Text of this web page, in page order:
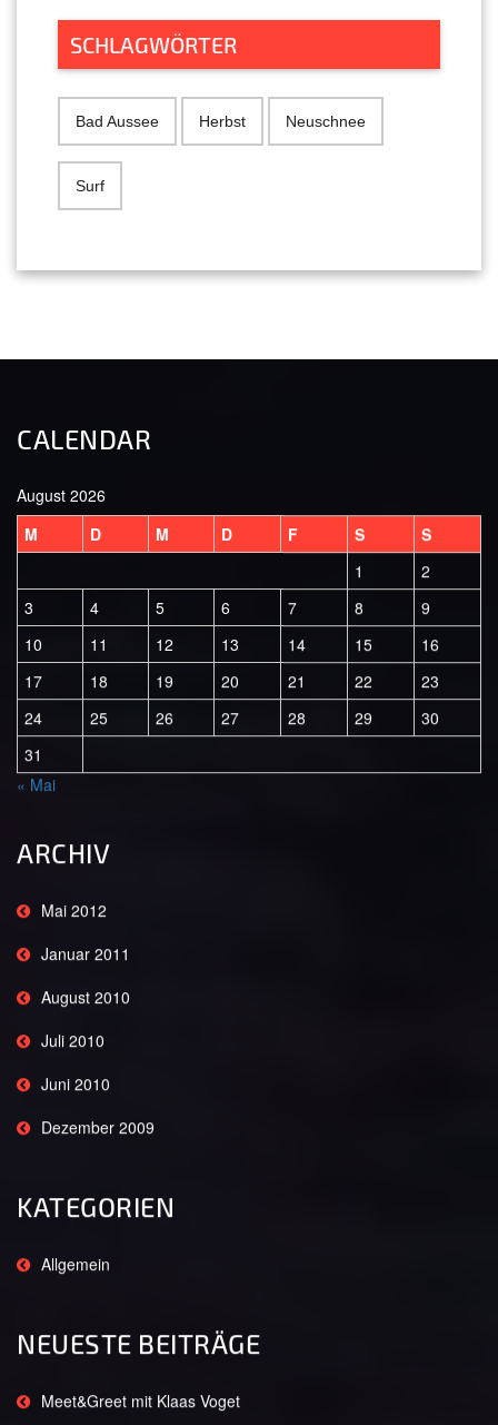
SCHLAGWÖRTER
Bad Aussee Herbst Neuschnee
Surf
CALENDAR
August 2026
M
D M D F S
S
1
2
3
4 5 6 7 8
9
10
11 12 13 14 15
16
17
18 19 20 21 22
23
24
25 26 27 28 29
30
31
« Mai
ARCHIV
Mai 2012
Januar 2011
August 2010
Juli 2010
Juni 2010
Dezember 2009
KATEGORIEN
Allgemein
NEUESTE BEITRÄGE
Meet&Greet mit Klaas Voget